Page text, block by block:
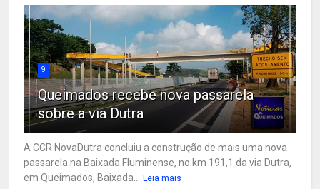
9
Queimados recebe nova passarela
sobre a via Dutra
A CCR NovaDutra concluiu a construção de mais uma nova
passarela na Baixada Fluminense, no km 191,1 da via Dutra,
em Queimados, Baixada...
Leia mais